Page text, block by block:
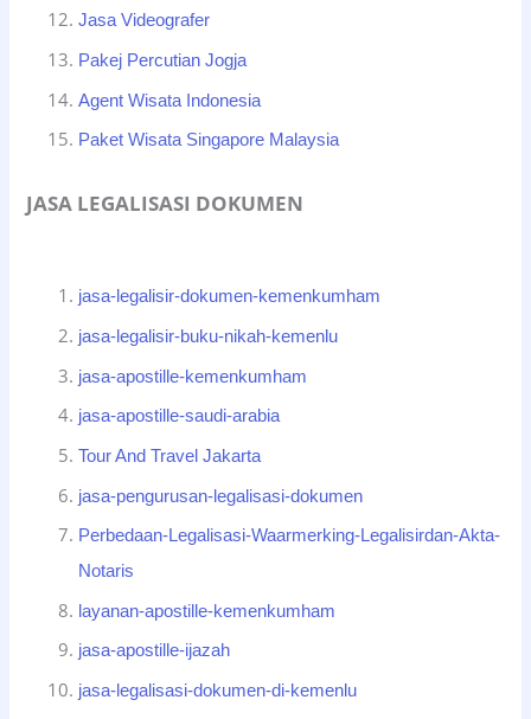
Jasa Videografer
Pakej Percutian Jogja
Agent Wisata Indonesia
Paket Wisata Singapore Malaysia
JASA LEGALISASI DOKUMEN
jasa-legalisir-dokumen-kemenkumham
jasa-legalisir-buku-nikah-kemenlu
jasa-apostille-kemenkumham
jasa-apostille-saudi-arabia
Tour And Travel Jakarta
jasa-pengurusan-legalisasi-dokumen
Perbedaan-Legalisasi-Waarmerking-Legalisirdan-Akta-
Notaris
layanan-apostille-kemenkumham
jasa-apostille-ijazah
jasa-legalisasi-dokumen-di-kemenlu